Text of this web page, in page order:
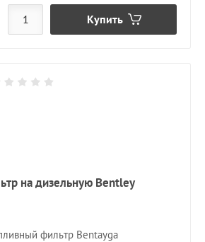
Купить
на дизельную Bentley
фильтр Bentayga